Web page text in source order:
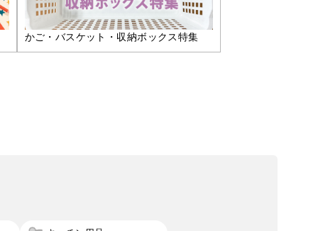
かご・バスケット・収納ボックス特集